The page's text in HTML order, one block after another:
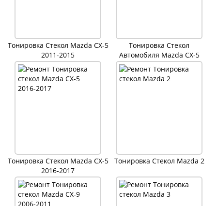
Тонировка Стекол Mazda CX-5
2011-2015
Тонировка Стекол
Автомобиля Mazda CX-5
Тонировка Стекол Mazda CX-5
2016-2017
Тонировка Стекол Mazda 2